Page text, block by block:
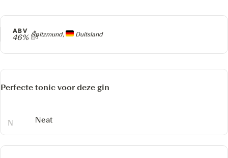
Producer
Spitzmund, Duitsland
ABV
46%
Perfecte tonic voor deze gin
Neat